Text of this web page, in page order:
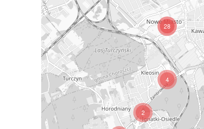
2
4
28